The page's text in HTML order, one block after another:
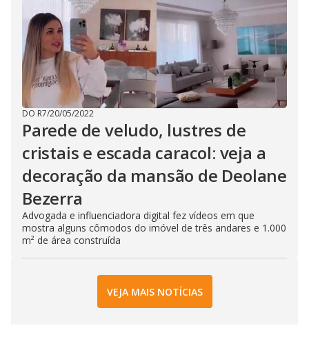
DO R7/20/05/2022
Parede de veludo, lustres de
cristais e escada caracol: veja a
decoração da mansão de Deolane
Bezerra
Advogada e influenciadora digital fez vídeos em que
mostra alguns cômodos do imóvel de três andares e 1.000
m² de área construída
VEJA MAIS NOTÍCIAS